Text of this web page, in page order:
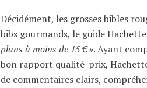
Décidément, les grosses bibles
bibs gourmands, le guide
plans à moins de 15 € ». Ayant
bon rapport qualité-prix,
de commentaires clairs,